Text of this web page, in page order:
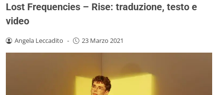
Lost Frequencies – Rise: traduzione, testo e
video
Angela Leccadito - 23 Marzo 2021